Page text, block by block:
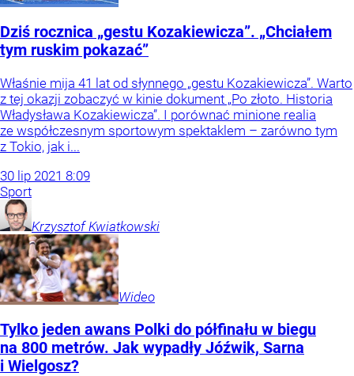
Dziś rocznica „gestu Kozakiewicza”. „Chciałem
tym ruskim pokazać”
Właśnie mija 41 lat od słynnego „gestu Kozakiewicza”. Warto
z tej okazji zobaczyć w kinie dokument „Po złoto. Historia
Władysława Kozakiewicza”. I porównać minione realia
ze współczesnym sportowym spektaklem – zarówno tym
z Tokio, jak i...
30 lip 2021 8:09
Sport
Krzysztof Kwiatkowski
Wideo
Tylko jeden awans Polki do półfinału w biegu
na 800 metrów. Jak wypadły Jóźwik, Sarna
i Wielgosz?